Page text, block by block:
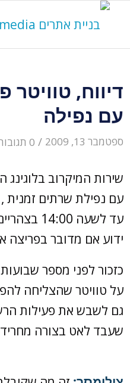
דיווח,
עם נפילה
ספטמבר 13, 2009 / 0 תגובות
שירות המיקרוב
עם נפילת שרתים זמנית
עד לשעה
ידוע אם מדובר בפריצה
כזכור לפני מספר
על טוויטר שהצליחה
גם לשבש את פעילות
שעבד לאט בצורה